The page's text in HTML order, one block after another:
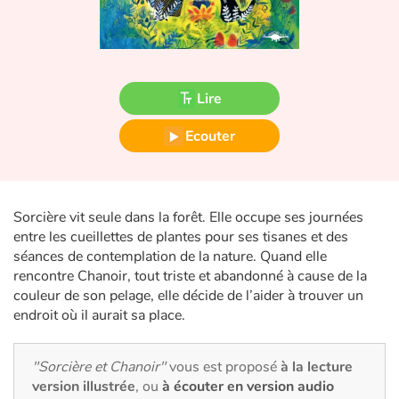
Fable, mythe, littérature et poésie
Princesses et princes, rois, reines et dragons
Ogres, monstres et sorcières
Héroïnes et héros
Les animaux
Voyage, épopée, enquête, aventure
Autour du monde
Apprentissage
Lire
Ecouter
Sorcière vit seule dans la forêt. Elle occupe ses journées
entre les cueillettes de plantes pour ses tisanes et des
séances de contemplation de la nature. Quand elle
rencontre Chanoir, tout triste et abandonné à cause de la
couleur de son pelage, elle décide de l’aider à trouver un
endroit où il aurait sa place.
"Sorcière et Chanoir"vous est proposéà la lecture
version illustrée, ou à écouter en version audio